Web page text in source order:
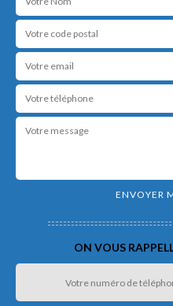
ON VOUS